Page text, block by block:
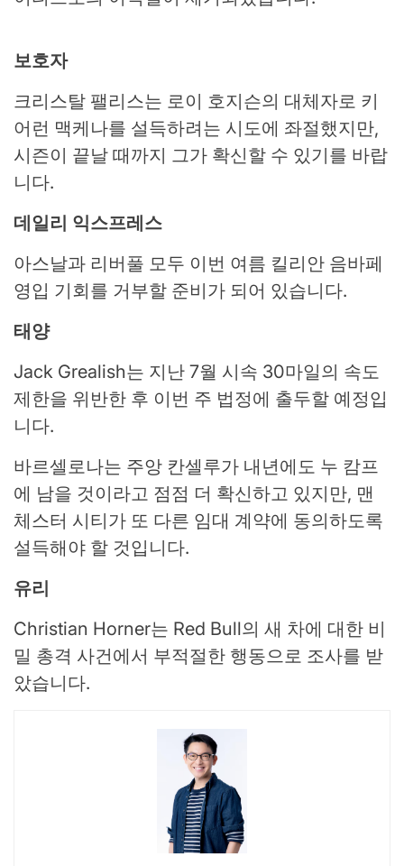
보호자
크리스탈 팰리스는 로이 호지슨의 대체자로 키
어런 맥케나를 설득하려는 시도에 좌절했지만,
시즌이 끝날 때까지 그가 확신할 수 있기를 바랍
니다.
데일리 익스프레스
아스날과 리버풀 모두 이번 여름 킬리안 음바페
영입 기회를 거부할 준비가 되어 있습니다.
태양
Jack Grealish는 지난 7월 시속 30마일의 속도
제한을 위반한 후 이번 주 법정에 출두할 예정입
니다.
바르셀로나는 주앙 칸셀루가 내년에도 누 캄프
에 남을 것이라고 점점 더 확신하고 있지만, 맨
체스터 시티가 또 다른 임대 계약에 동의하도록
설득해야 할 것입니다.
유리
Christian Horner는 Red Bull의 새 차에 대한 비
밀 총격 사건에서 부적절한 행동으로 조사를 받
았습니다.